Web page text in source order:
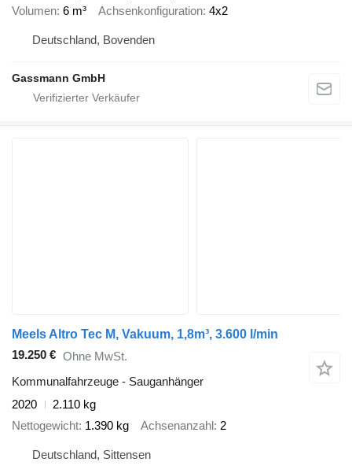
Volumen 6 m³ Achsenkonfiguration 4x2
Deutschland, Bovenden
Gassmann GmbH
Meels Altro Tec M, Vakuum, 1,8m³, 3.600 l/min
19.250 € Ohne MwSt.
Kommunalfahrzeuge - Sauganhänger
2020
2.110 kg
Nettogewicht 1.390 kg Achsenanzahl 2
Deutschland, Sittensen